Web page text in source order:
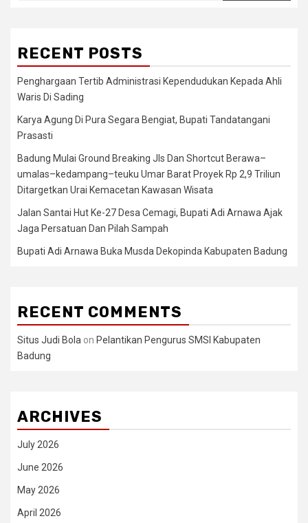
RECENT POSTS
Penghargaan Tertib Administrasi Kependudukan Kepada Ahli
Waris Di Sading
Karya Agung Di Pura Segara Bengiat, Bupati Tandatangani
Prasasti
Badung Mulai Ground Breaking Jls Dan Shortcut Berawa–
umalas–kedampang–teuku Umar Barat Proyek Rp 2,9 Triliun
Ditargetkan Urai Kemacetan Kawasan Wisata
Jalan Santai Hut Ke-27 Desa Cemagi, Bupati Adi Arnawa Ajak
Jaga Persatuan Dan Pilah Sampah
Bupati Adi Arnawa Buka Musda Dekopinda Kabupaten Badung
RECENT COMMENTS
Situs Judi Bola on Pelantikan Pengurus SMSI Kabupaten
Badung
ARCHIVES
July 2026
June 2026
May 2026
April 2026